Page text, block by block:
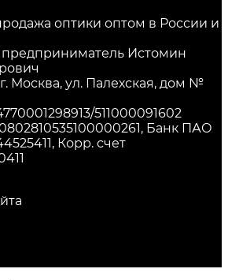
оптики оптом в России и
Истомин
Москва, ул. Палехская, дом №
511000091602
Банк ПАО
Корр. счет